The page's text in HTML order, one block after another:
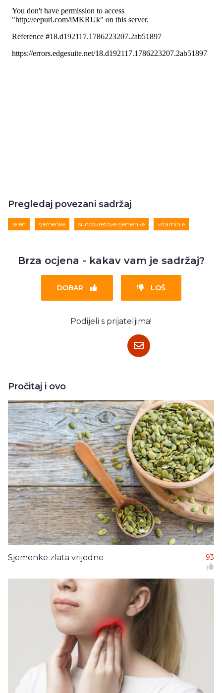
Pregledaj povezani sadržaj
selen sjemenke suncokretove sjemenke vitamin e
Brza ocjena - kakav vam je sadržaj?
DOBAR LOŠ
Podijeli s prijateljima!
Pročitaj i ovo
Sjemenke zlata vrijedne 93